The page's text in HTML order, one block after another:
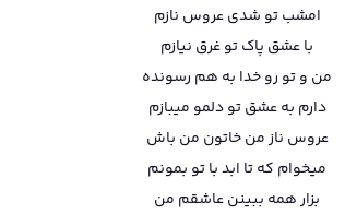
امشب تو شدی عروس نازم
با عشق پاک تو غرق نیازم
من و تو رو خدا به هم رسونده
دارم به عشق تو دلمو میبازم
عروس ناز من خاتون من باش
میخوام که تا ابد با تو بمونم
بزار همه ببینن عاشقم من